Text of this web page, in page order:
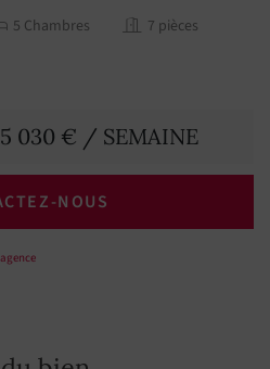
5 Chambres
7 pièces
030 € / SEMAINE
NOUS